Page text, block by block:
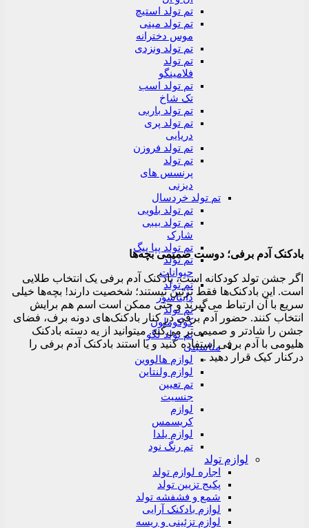
تم تولد استیچ
تم تولد مینی
موس دخترانه
تم تولد ونزدی
تم تولد
فلامینگو
تم تولد اسب
تک شاخ
تم تولد باربی
تم تولد پری
دریایی
تم تولد فروزن
تم تولد
پرنسس های
دیزنی
تم تولد خردسال
تم تولد بلویی
تم تولد بیبی
شارک
تم تولد پپا پیگ
تم تولد
حیوانات
تم تولد
دایناسور
تم تولد
کوکوملون
تم تولد لگو
مناسبتی
لوازم هالووین
لوازم ولنتاین
تم تعیین
جنسیت
لوازم
کریسمس
لوازم یلدا
تم رنگ نود
لوازم تولد
اجاره لوازم تولد
پکیج تزیین تولد
شمع و فشفشه تولد
لوازم بادکنک آرایی
لوازم تزئینی و ریسه
بادکنک آدم برفی؛ دوست صمیمی بچه‌ها
اگر جشن تولد کودکانه است، بادکنک آدم برفی یک انتخاب طلایی
است. این بادکنک‌ها فقط تزئین نیستند؛ شخصیت دارند! بچه‌ها خیلی
سریع با آن ارتباط می‌گیرند و حتی ممکن است اسم هم برایش
انتخاب کنند. حضور آدم برفی در کنار بادکنک‌های دونه برف، فضای
جشن را شادتر و صمیمی‌تر می‌کند. میتوانید از یه دسته بادکنک
هلیومی با آدم برفی استفاده کنید و یا استند بادکنک آدم برفی را
درکنار کیک قرار دهید .